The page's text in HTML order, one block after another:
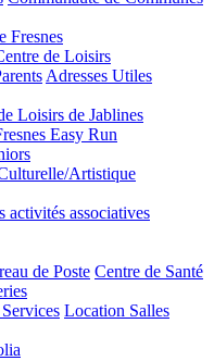
Fresnes
de Loisirs
Adresses Utiles
Loisirs de Jablines
Easy Run
Artistique
activités associatives
de Poste Centre de Santé
Location Salles